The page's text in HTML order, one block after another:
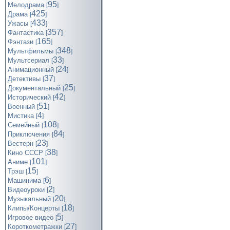
Мелодрама [95]
Драма [425]
Ужасы [433]
Фантастика [357]
Фэнтази [165]
Мультфильмы [348]
Мультсериал [33]
Анимационный [24]
Детективы [37]
Документальный [25]
Исторический [42]
Военный [51]
Мистика [4]
Семейный [108]
Приключения [84]
Вестерн [23]
Кино СССР [38]
Аниме [101]
Трэш [15]
Машинима [6]
Видеоуроки [2]
Музыкальный [20]
Клипы/Концерты [18]
Игровое видео [5]
Короткометражки [27]